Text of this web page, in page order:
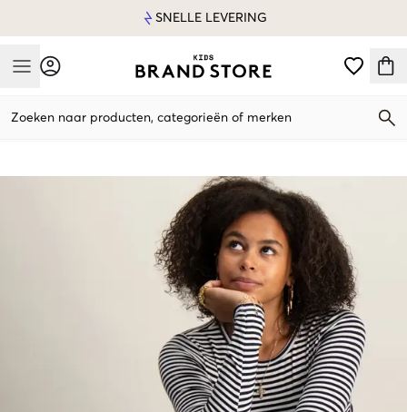
SNELLE LEVERING
Mobile Menu
Zoeken naar producten, categorieën of merken